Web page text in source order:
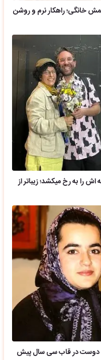
خانگی؛ راهکار نرم و روشن
را به رخ میکشد؛ زیباتر از
دوست در قاب سی سال پیش